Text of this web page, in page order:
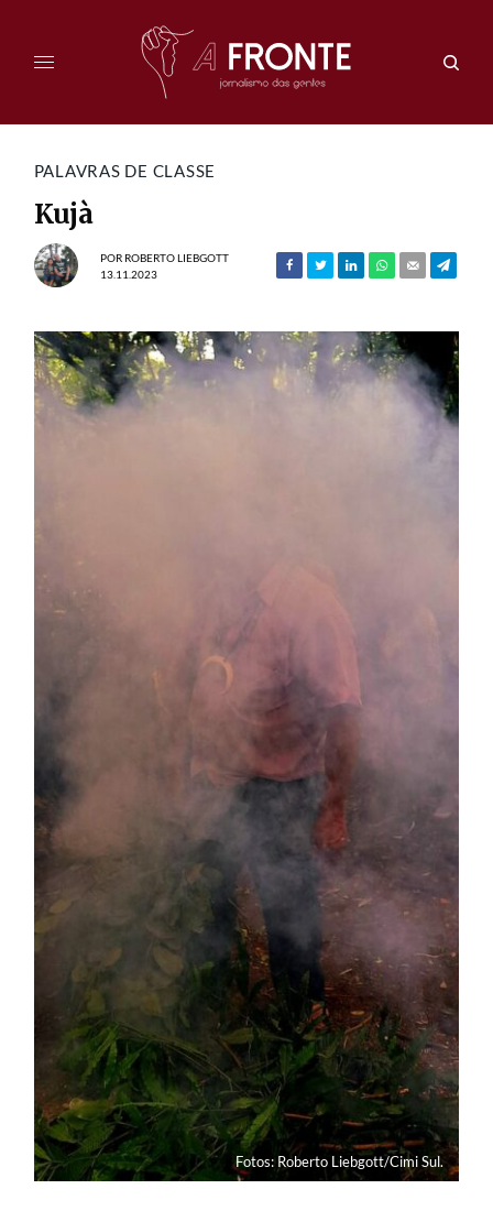
PALAVRAS DE CLASSE
Kujà
POR ROBERTO LIEBGOTT
13.11.2023
Fotos: Roberto Liebgott/Cimi Sul.